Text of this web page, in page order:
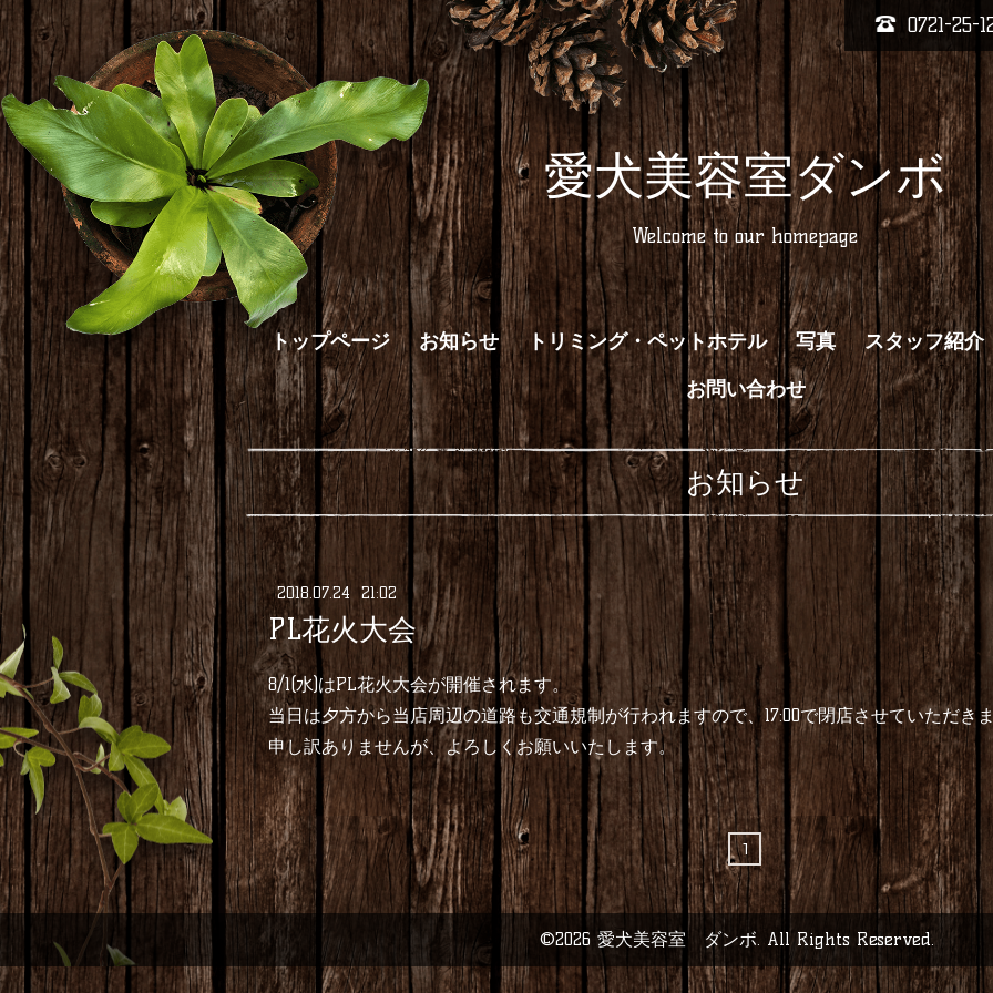
0721-25-
愛犬美容室ダンボ
Welcome to our homepage
トップページ お知らせ トリミング・ペットホテル 写真
スタッフ紹介
お問い合わせ
お知らせ
2018.07.24 21:02
PL花火大会
8/1(水)はPL花火大会が開催されます。
当日は夕方から当店周辺の道路も交通規制が行われますので、17:00で閉店させていただき
申し訳ありませんが、よろしくお願いいたします。
1
©2026 愛犬美容室 ダンボ. All Rights Reserved.